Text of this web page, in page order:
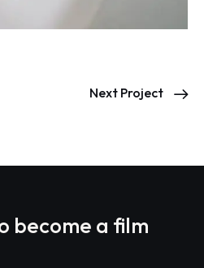
Next Project
become a film